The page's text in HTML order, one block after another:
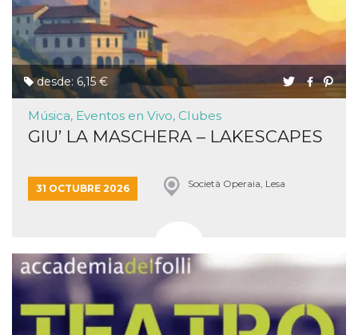
desde: 6,15 €
Música, Eventos en Vivo, Clubes
GIU’ LA MASCHERA – LAKESCAPES
31 OCTUBRE 2026 Società Operaia, Lesa